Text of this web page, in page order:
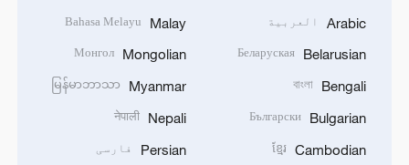
Arabic العربية
Belarusian
Беларуская
Bengali
বাংলা
Bulgarian
Български
Cambodian
ខ្មែរ
Malay
Bahasa Melayu
Mongolian
Монгол
Myanmar
မြန်မာဘာသာ
Nepali
नेपाली
Persian فارسی